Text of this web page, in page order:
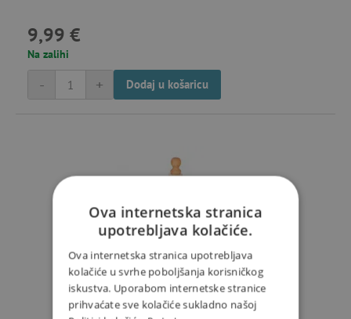
9,99 €
Na zalihi
+
- Dodaj u košaricu
Ova internetska stranica
upotrebljava kolačiće.
Ova internetska stranica upotrebljava
kolačiće u svrhe poboljšanja korisničkog
iskustva. Uporabom internetske stranice
prihvaćate sve kolačiće sukladno našoj